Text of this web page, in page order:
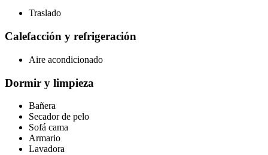
Traslado
Calefacción y refrigeración
Aire acondicionado
Dormir y limpieza
Bañera
Secador de pelo
Sofá cama
Armario
Lavadora